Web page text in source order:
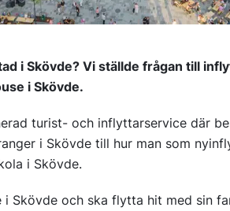
i Skövde? Vi ställde frågan till
i Skövde.
turist- och inflyttarservice där
i Skövde till hur man som
i Skövde.
Skövde och ska flytta hit med sin